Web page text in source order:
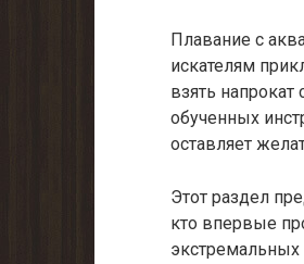
Плавание с
искателям
взять
обученных
оставляет
Этот раздел
кто впервые